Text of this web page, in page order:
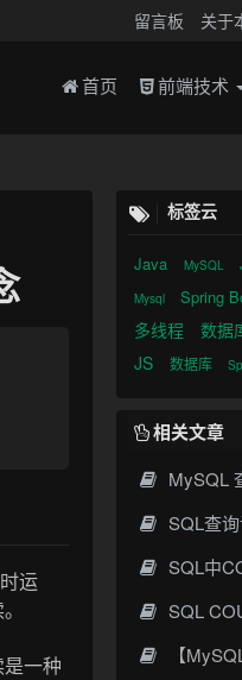
留言板 关于
首页 前端技术
运
一种
标签云
Java MySQL
Mysql Spring
多线程 数据
JS 数据库
相关文章
MySQL 查询
SQL查询语
SQL中
SQL
【